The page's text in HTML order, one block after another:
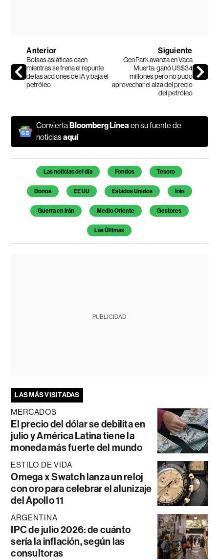
Anterior
Bolsas asiáticas caen
mientras se frena el repunte
de las acciones de IA y baja el
petróleo
Siguiente
GeoPark avanza en Vaca
Muerta: ganó US$34
millones pero no pudo
aprovechar el alza del precio
del petróleo
ConviertaBloomberg Líneaen su fuente de
noticiasaquí
Temas de este artículo
Las noticias del día Fondos Tesoro
Bonos EE UU Estados Unidos Irán
Guerra en Irán Medio Oriente Gestores
Las Últimas
PUBLICIDAD
LAS MÁS VISITADAS
MERCADOS
El precio del dólar se debilita en
julio y América Latina tiene la
moneda más fuerte del mundo
ESTILO DE VIDA
Omega x Swatch lanza un reloj
con oro para celebrar el alunizaje
del Apollo 11
ARGENTINA
IPC de julio 2026: de cuánto
sería la inflación, según las
consultoras